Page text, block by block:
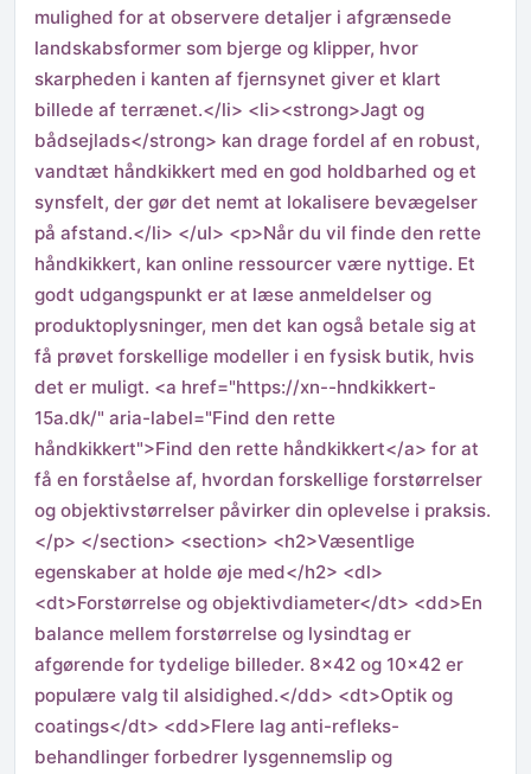
mulighed for at observere detaljer i afgrænsede
landskabsformer som bjerge og klipper, hvor
skarpheden i kanten af fjernsynet giver et klart
billede af terrænet.</li> <li><strong>Jagt og
bådsejlads</strong> kan drage fordel af en robust,
vandtæt håndkikkert med en god holdbarhed og et
synsfelt, der gør det nemt at lokalisere bevægelser
på afstand.</li> </ul> <p>Når du vil finde den rette
håndkikkert, kan online ressourcer være nyttige. Et
godt udgangspunkt er at læse anmeldelser og
produktoplysninger, men det kan også betale sig at
få prøvet forskellige modeller i en fysisk butik, hvis
det er muligt. <a href="https://xn--hndkikkert-
15a.dk/" aria-label="Find den rette
håndkikkert">Find den rette håndkikkert</a> for at
få en forståelse af, hvordan forskellige forstørrelser
og objektivstørrelser påvirker din oplevelse i praksis.
</p> </section> <section> <h2>Væsentlige
egenskaber at holde øje med</h2> <dl>
<dt>Forstørrelse og objektivdiameter</dt> <dd>En
balance mellem forstørrelse og lysindtag er
afgørende for tydelige billeder. 8×42 og 10×42 er
populære valg til alsidighed.</dd> <dt>Optik og
coatings</dt> <dd>Flere lag anti-refleks-
behandlinger forbedrer lysgennemslip og